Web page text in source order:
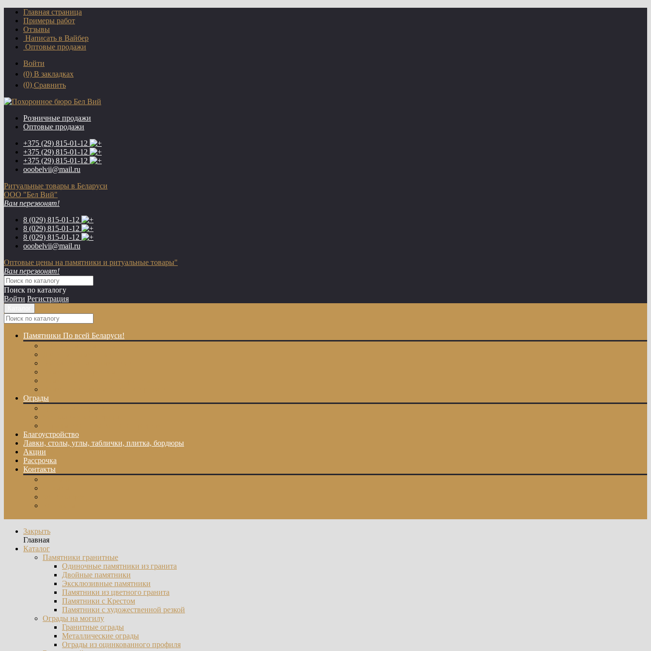
Главная страница
Примеры работ
Отзывы
Написать в Вайбер
Оптовые продажи
Войти
(0) В закладках
(0) Сравнить
Розничные продажи
Оптовые продажи
+375 (29) 815-01-12
+375 (29) 815-01-12
+375 (29) 815-01-12
ooobelvii@mail.ru
Ритуальные товары в Беларуси
ООО "Бел Вий"
Вам перезвонят!
8 (029) 815-01-12
8 (029) 815-01-12
8 (029) 815-01-12
ooobelvii@mail.ru
Оптовые цены на памятники и ритуальные товары"
Вам перезвонят!
Поиск по каталогу
Войти Регистрация
Памятники По всей Беларуси!
Ограды
Благоустройство
Лавки, столы, углы, таблички, плитка, бордюры
Акции
Рассрочка
Контакты
Закрыть
Главная
Каталог
Памятники гранитные
Одиночные памятники из гранита
Двойные памятники
Эксклюзивные памятники
Памятники из цветного гранита
Памятники с Крестом
Памятники с художественной резкой
Ограды на могилу
Гранитные ограды
Металлические ограды
Ограды из оцинкованного профиля